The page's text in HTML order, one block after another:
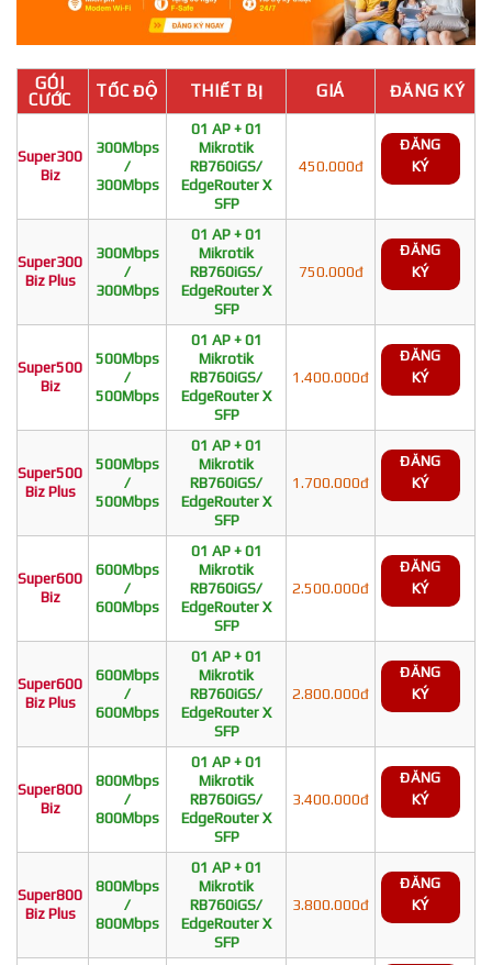
GÓI
CƯỚC
TỐC ĐỘ THIẾT BỊ GIÁ ĐĂNG KÝ
Super300
Biz
300Mbps
/
300Mbps
01 AP + 01
Mikrotik
RB760iGS/
EdgeRouter X
SFP
450.000đ
ĐĂNG
KÝ
Super300
Biz Plus
300Mbps
/
300Mbps
01 AP + 01
Mikrotik
RB760iGS/
EdgeRouter X
SFP
750.000đ
ĐĂNG
KÝ
Super500
Biz
500Mbps
/
500Mbps
01 AP + 01
Mikrotik
RB760iGS/
EdgeRouter X
SFP
1.400.000đ
ĐĂNG
KÝ
Super500
Biz Plus
500Mbps
/
500Mbps
01 AP + 01
Mikrotik
RB760iGS/
EdgeRouter X
SFP
1.700.000đ
ĐĂNG
KÝ
Super600
Biz
600Mbps
/
600Mbps
01 AP + 01
Mikrotik
RB760iGS/
EdgeRouter X
SFP
2.500.000đ
ĐĂNG
KÝ
Super600
Biz Plus
600Mbps
/
600Mbps
01 AP + 01
Mikrotik
RB760iGS/
EdgeRouter X
SFP
2.800.000đ
ĐĂNG
KÝ
Super800
Biz
800Mbps
/
800Mbps
01 AP + 01
Mikrotik
RB760iGS/
EdgeRouter X
SFP
3.400.000đ
ĐĂNG
KÝ
Super800
Biz Plus
800Mbps
/
800Mbps
01 AP + 01
Mikrotik
RB760iGS/
EdgeRouter X
SFP
3.800.000đ
ĐĂNG
KÝ